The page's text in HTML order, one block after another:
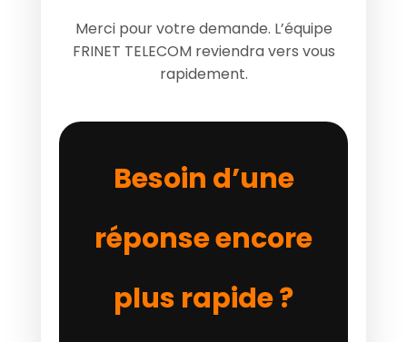
Merci pour votre demande. L’équipe
FRINET TELECOM reviendra vers vous
rapidement.
Besoin d’une
réponse encore
plus rapide ?